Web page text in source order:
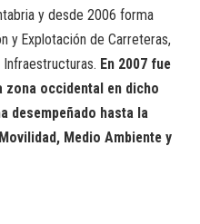
y desde 2006 forma
y Explotación de Carreteras,
En 2007 fue
zona occidental en dicho
desempeñado hasta la
Medio Ambiente y